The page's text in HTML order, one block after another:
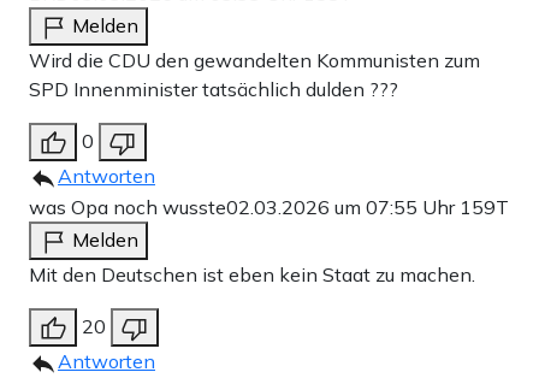
Melden
Wird die CDU den gewandelten Kommunisten zum
SPD Innenminister tatsächlich dulden ???
0
Antworten
was Opa noch wusste02.03.2026 um 07:55 Uhr 159T
Melden
Mit den Deutschen ist eben kein Staat zu machen.
20
Antworten